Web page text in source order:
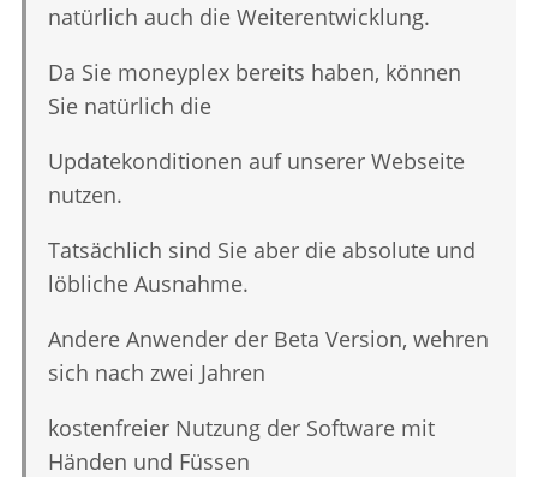
natürlich auch die Weiterentwicklung.
Da Sie moneyplex bereits haben, können
Sie natürlich die
Updatekonditionen auf unserer Webseite
nutzen.
Tatsächlich sind Sie aber die absolute und
löbliche Ausnahme.
Andere Anwender der Beta Version, wehren
sich nach zwei Jahren
kostenfreier Nutzung der Software mit
Händen und Füssen